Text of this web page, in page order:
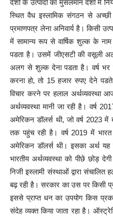
देशों के उत्पादों का मुसलमान देशों में
स्थित वैध इस्लामिक संगठन से
प्रमाणपत्र लेना अनिवार्य है। किसी
में सामान्य रूप से वार्षिक शुल्क के
पडता है। उसमें जीएसटी की वसूली
अलग से शुल्क देना पडता है। वर्ष भर
करना हो, तो 15 हजार रुपए देने
विचार करने पर हलाल अर्थव्यवस्था
अर्थव्यवस्था मानी जा रही है। वर्ष
अमेरिकन डॉलर्स थी, जो वर्ष 2023
तक पहुंच रही है। वर्ष 2019 में
अमेरिकन डॉलर्स थी। इसका अर्थ
भारतीय अर्थव्यवस्था को पीछे छोड़
निजी इस्लामी संस्थाओं द्वारा
बढ़ रही है। सरकार का उस पर किसी
इससे प्राप्त धन का उपयोग किस
संदेह व्यक्त किया जाता रहा है।